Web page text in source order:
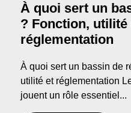
À quoi sert un
? Fonction, utilité
réglementation
À quoi sert un bassin de
utilité et réglementation
jouent un rôle essentiel...